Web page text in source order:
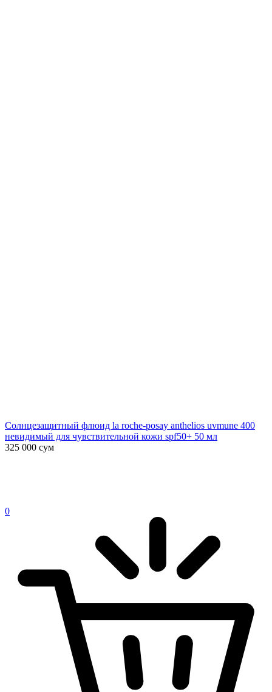
Солнцезащитный флюид la roche-posay anthelios uvmune 400
невидимый для чувствительной кожи spf50+ 50 мл
325 000 сум
0